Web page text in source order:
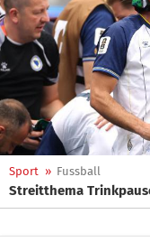
Sport » Fussball
Streitthema